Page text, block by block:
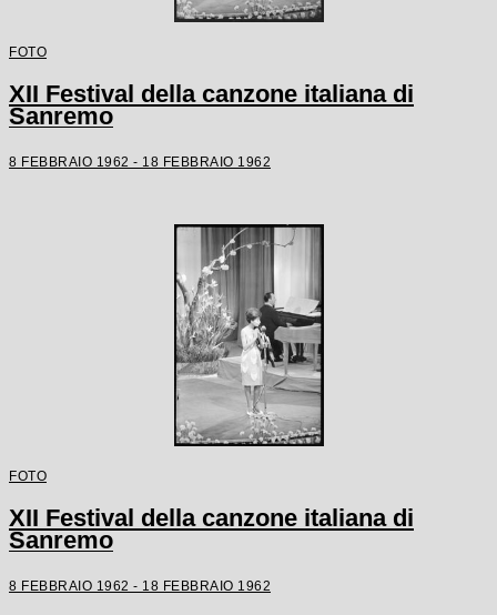
FOTO
XII Festival della canzone italiana di
Sanremo
8 FEBBRAIO 1962 - 18 FEBBRAIO 1962
FOTO
XII Festival della canzone italiana di
Sanremo
8 FEBBRAIO 1962 - 18 FEBBRAIO 1962